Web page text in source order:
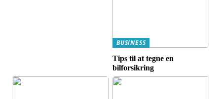
BUSINESS
Tips til at tegne en
bilforsikring